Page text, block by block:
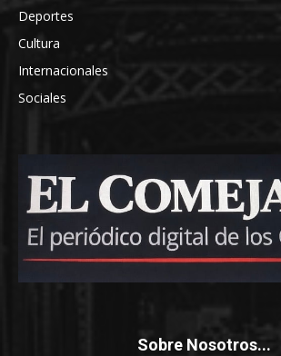
Deportes
Cultura
Internacionales
Sociales
Sobre Nosotros...